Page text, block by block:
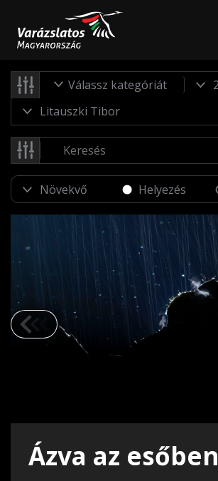
Válassz kategóriát
Helyezés
Ázva az esőben